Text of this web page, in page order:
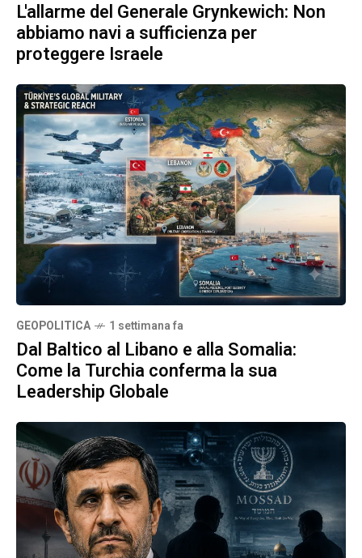
L'allarme del Generale Grynkewich: Non
abbiamo navi a sufficienza per
proteggere Israele
GEOPOLITICA 1 settimana fa
Dal Baltico al Libano e alla Somalia:
Come la Turchia conferma la sua
Leadership Globale